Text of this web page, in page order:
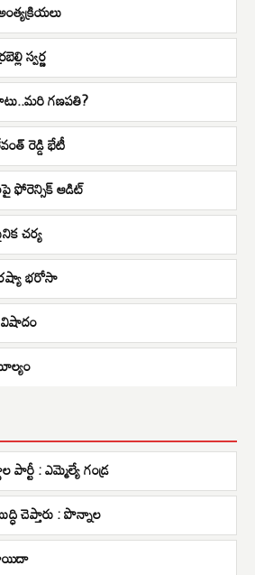
స్వర్ణ
గణపతి?
రెడ్డి భేటీ
ఫోరెన్సిక్ ఆడిట్
చర్య
భరోసా
: ఎమ్మెల్యే గండ్ర
చెప్తారు : పొన్నాల